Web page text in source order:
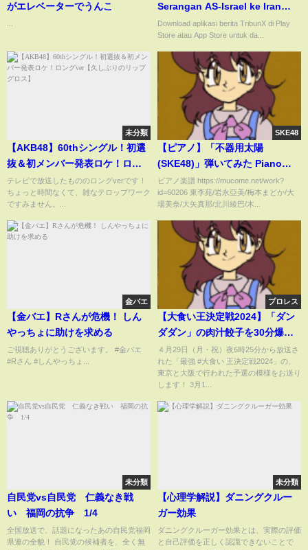
がエレベーターでうんこ
Serangan AS-Israel ke Iran
dari Segala Penjuru, PD 3 Bak
di Depan Mata
Download aplikasi berita TribunX di Play
Store atau App Store untuk da...
未分類
【AKB48】60thシングル！初選
抜＆初メンバー発表ロケ！ロン
グver【久しぶりのリップグロ
ス】
テレビで放送したもののロングverです！
ちょっと時間なくて、雑なテロップワーク
ですみません。...
SKE48
【ピアノ】「不器用太陽
(SKE48)」弾いてみた Piano
Cover
ピアノ楽譜 https://mucome.net/work?
id=60206 東李苑/岩永亞美/梅本まどか/大
場美奈/大矢真那/北川綾巴/木...
金バエ
【金バエ】Rさんが危機！ しん
やっちょに助けを求める
ご視聴ありがとうございます。 #金バエ
#Rさん #しんやっちょ...
プロレス
【大食い王決定戦2024】「ダン
ダダン」の肉汁餃子を30分爆食
する東京予選！歴戦の実力者や
元プラマイ兼光も参戦！勝者は
5kg越えの激戦を全部見せます
４月29日（月・祝）夜6時25分から放送さ
れた「最強 #大食い 王決定戦2024」の、
東京と大阪で行われた予選の模様をお送り
します！ 3月1...
未分類
自民党vs自民党 仁義なき戦
い 福岡の抗争 1/4
全国放送で、話題になったあの自民党福岡
県連の全貌！ 自民党の候補者を、全く無
未分類
【心理学解説】ダニングクルー
ガー効果
ダニングクルーガー効果とは、実際の評価
と自己評価を正しく認識できないことで